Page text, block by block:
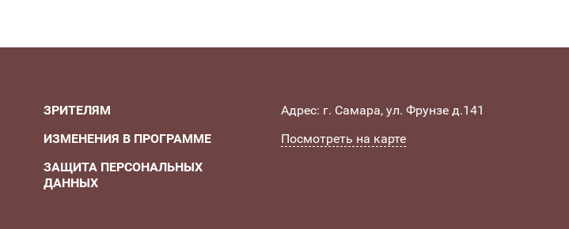
ЗРИТЕЛЯМ
ИЗМЕНЕНИЯ В ПРОГРАММЕ
ЗАЩИТА ПЕРСОНАЛЬНЫХ
ДАННЫХ
Адрес: г. Самара, ул. Фрунзе д.141
Посмотреть на карте